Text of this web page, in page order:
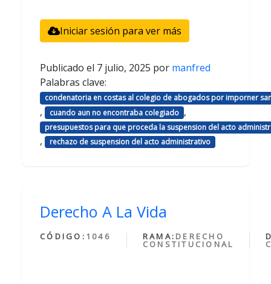
Iniciar sesión para ver más
Publicado el 7 julio, 2025 por manfred
Palabras clave:
condenatoria en costas al colegio de abogados por imporner
, cuando aun no encontraba colegiado ,
presupuestos para que proceda la suspension del acto
, rechazo de suspension del acto administrativo
Derecho A La Vida
CÓDIGO: 1046 RAMA: DERECHO
CONSTITUCIONAL